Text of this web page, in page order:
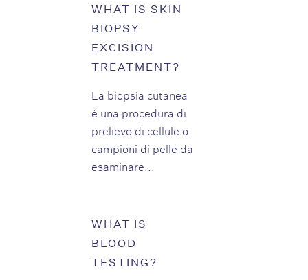
WHAT IS SKIN
BIOPSY
EXCISION
TREATMENT?
La biopsia cutanea
è una procedura di
prelievo di cellule o
campioni di pelle da
esaminare...
WHAT IS
BLOOD
TESTING?